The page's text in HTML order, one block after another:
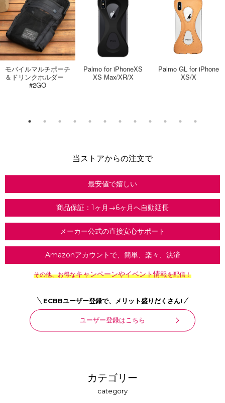
モバイルマルチポーチ
＆ドリンクホルダー
#2GO
Palmo for iPhoneXS
XS Max/XR/X
Palmo GL for iPhone
XS/X
当ストアからの注文で
最安値で嬉しい
商品保証：1ヶ月→6ヶ月へ自動延長
メーカー公式の直接安心サポート
Amazonアカウントで、簡単、楽々、決済
その他、お得なキャンペーンやイベント情報を配信！
ECBBユーザー登録で、メリット盛りだくさん!
ユーザー登録はこちら
カテゴリー
category